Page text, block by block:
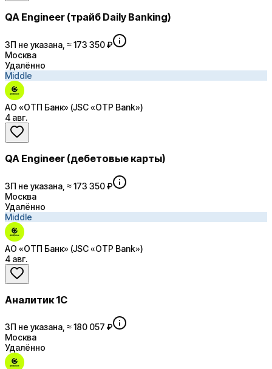
QA Engineer (трайб Daily Banking)
ЗП не указана, ≈ 173 350 ₽
Москва
Удалённо
Middle
АО «ОТП Банк» (JSC «OTP Bank»)
4 авг.
QA Engineer (дебетовые карты)
ЗП не указана, ≈ 173 350 ₽
Москва
Удалённо
Middle
АО «ОТП Банк» (JSC «OTP Bank»)
4 авг.
Аналитик 1С
ЗП не указана, ≈ 180 057 ₽
Москва
Удалённо